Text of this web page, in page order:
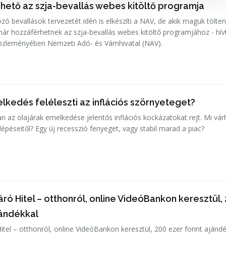
az szja-bevallás webes kitöltő programja
bevallások tervezetét idén is elkészíti a NAV, de akik maguk
hozzáférhetnek az szja-bevallás webes kitöltő programjához -
Nemzeti Adó- és Vámhivatal (NAV).
feléleszti az inflációs szörnyeteget?
az olajárak emelkedése jelentős inflációs kockázatokat rejt. Mi
Egy új recesszió fenyeget, vagy stabil marad a piac?
Hitel – otthonról, online VideóBankon keresztül,
– otthonról, online VideóBankon keresztül, 200 ezer forint